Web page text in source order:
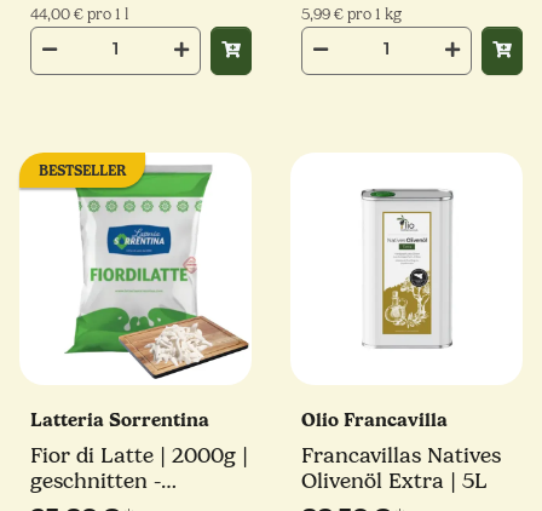
44,00 € pro 1 l 5,99 € pro 1 kg
BESTSELLER
Latteria Sorrentina
Fior di Latte | 2000g |
geschnitten -
Olio Francavilla
Francavillas Natives
Olivenöl Extra | 5L